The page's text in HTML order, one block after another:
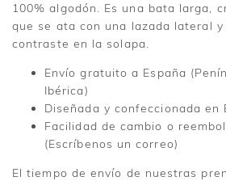
100% algodón. Es una bata larga,
que se ata con una lazada lateral y
contraste en la solapa.
Envío gratuito a España
Ibérica)
Diseñada y confeccionada en
Facilidad de cambio o
(Escríbenos un correo)
El tiempo de envío de nuestras